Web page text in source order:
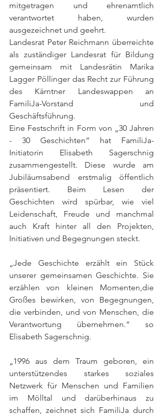
mitgetragen und ehrenamtlich
verantwortet haben, wurden
ausgezeichnet und geehrt.
Landesrat Peter Reichmann überreichte
als zuständiger Landesrat für Bildung
gemeinsam mit Landesrätin Marika
Lagger Pöllinger das Recht zur Führung
des Kärntner Landeswappen an
FamiliJa-Vorstand und
Geschäftsführung.
Eine Festschrift in Form von „30 Jahren
- 30 Geschichten“ hat FamiliJa-
Initiatorin Elisabeth Sagerschnig
zusammengestellt. Diese wurde am
Jubiläumsabend erstmalig öffentlich
präsentiert. Beim Lesen der
Geschichten wird spürbar, wie viel
Leidenschaft, Freude und manchmal
auch Kraft hinter all den Projekten,
Initiativen und Begegnungen steckt.
„Jede Geschichte erzählt ein Stück
unserer gemeinsamen Geschichte. Sie
erzählen von kleinen Momenten,die
Großes bewirken, von Begegnungen,
die verbinden, und von Menschen, die
Verantwortung übernehmen.“ so
Elisabeth Sagerschnig.
„1996 aus dem Traum geboren, ein
unterstützendes starkes soziales
Netzwerk für Menschen und Familien
im Mölltal und darüberhinaus zu
schaffen, zeichnet sich FamiliJa durch